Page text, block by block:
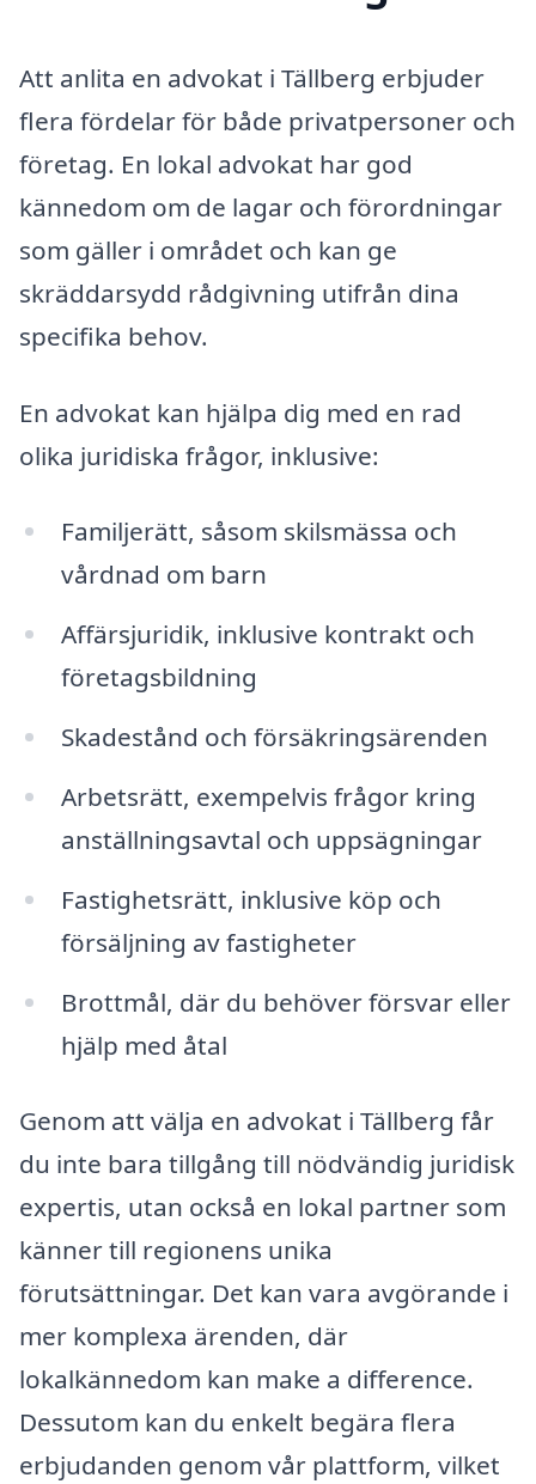
Att anlita en advokat i Tällberg erbjuder
flera fördelar för både privatpersoner och
företag. En lokal advokat har god
kännedom om de lagar och förordningar
som gäller i området och kan ge
skräddarsydd rådgivning utifrån dina
specifika behov.
En advokat kan hjälpa dig med en rad
olika juridiska frågor, inklusive:
Familjerätt, såsom skilsmässa och
vårdnad om barn
Affärsjuridik, inklusive kontrakt och
företagsbildning
Skadestånd och försäkringsärenden
Arbetsrätt, exempelvis frågor kring
anställningsavtal och uppsägningar
Fastighetsrätt, inklusive köp och
försäljning av fastigheter
Brottmål, där du behöver försvar eller
hjälp med åtal
Genom att välja en advokat i Tällberg får
du inte bara tillgång till nödvändig juridisk
expertis, utan också en lokal partner som
känner till regionens unika
förutsättningar. Det kan vara avgörande i
mer komplexa ärenden, där
lokalkännedom kan make a difference.
Dessutom kan du enkelt begära flera
erbjudanden genom vår plattform, vilket